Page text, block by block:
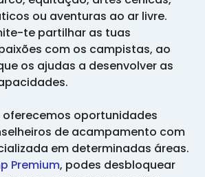
ou aventuras ao ar livre.
te partilhar as tuas
com os campistas, ao
os ajudas a desenvolver as
oferecemos oportunidades
de acampamento com
em determinadas áreas.
Premium, podes desbloquear